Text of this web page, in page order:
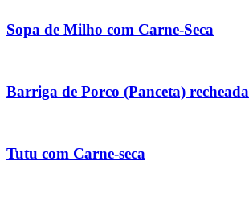
Sopa de Milho com Carne-Seca
Barriga de Porco (Panceta) recheada
Tutu com Carne-seca